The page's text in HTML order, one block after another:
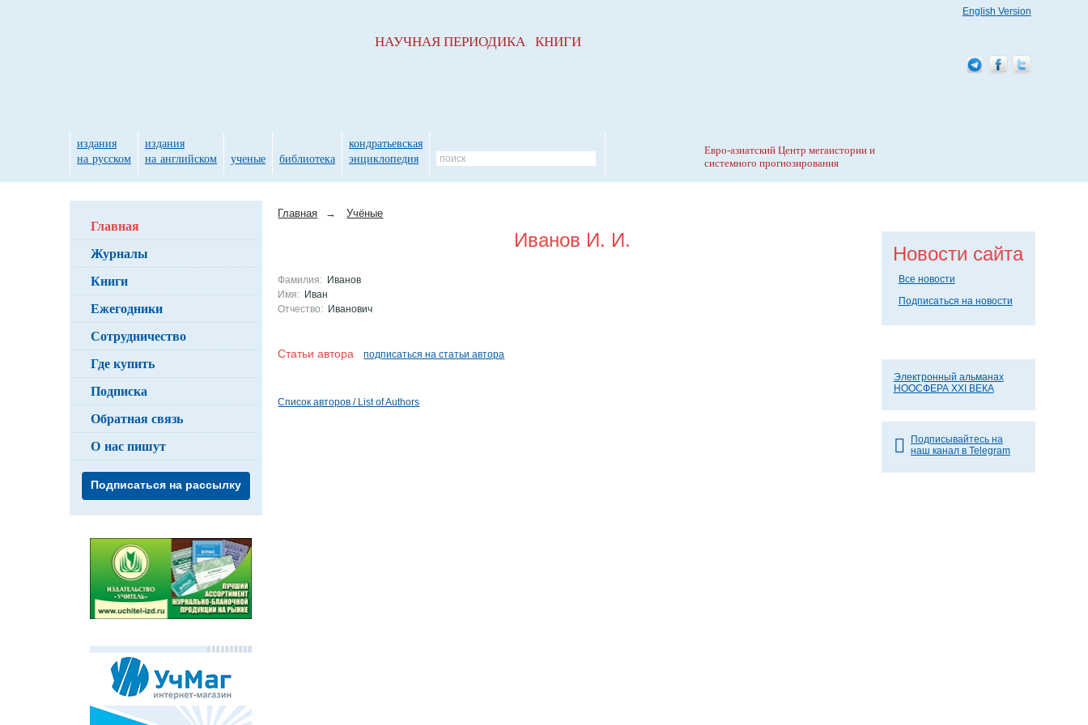
Главная → Учёные
Иванов И. И.
Фамилия: Иванов
Имя: Иван
Отчество: Иванович
Статьи автораподписаться на статьи автора
Список авторов / List of Authors
Главная
Журналы
Книги
Ежегодники
Сотрудничество
Где купить
Подписка
Обратная связь
О нас пишут
Подписаться на рассылку
Новости сайта
Все новости
Подписаться на новости
Электронный альманах
НООСФЕРА XXI ВЕКА
Подписывайтесь на
наш канал в Telegram
НАУЧНАЯ ПЕРИОДИКА КНИГИ
издания
на русском
издания
на английском
ученые библиотека
кондратьевская
энциклопедия
Евро-азиатский Центр мегаистории и
системного прогнозирования
English Version